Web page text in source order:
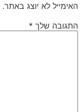
האימייל לא יוצג באתר.
התגובה שלך *